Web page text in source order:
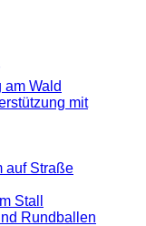
am Wald
mit
auf Straße
Stall
Rundballen